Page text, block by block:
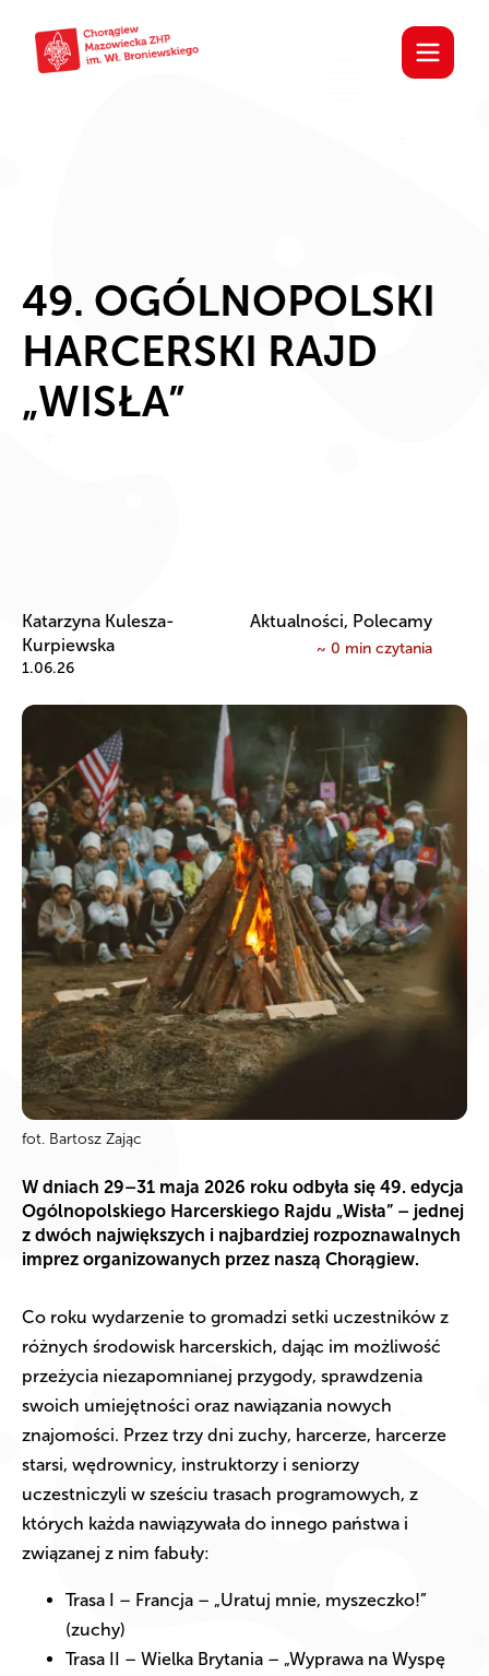
49. OGÓLNOPOLSKI
HARCERSKI RAJD
„WISŁA”
Katarzyna Kulesza-
Kurpiewska
1.06.26
Aktualności, Polecamy
~ 0 min czytania
fot. Bartosz Zając
W dniach 29–31 maja 2026 roku odbyła się 49. edycja
Ogólnopolskiego Harcerskiego Rajdu „Wisła” – jednej
z dwóch największych i najbardziej rozpoznawalnych
imprez organizowanych przez naszą Chorągiew.
Co roku wydarzenie to gromadzi setki uczestników z
różnych środowisk harcerskich, dając im możliwość
przeżycia niezapomnianej przygody, sprawdzenia
swoich umiejętności oraz nawiązania nowych
znajomości. Przez trzy dni zuchy, harcerze, harcerze
starsi, wędrownicy, instruktorzy i seniorzy
uczestniczyli w sześciu trasach programowych, z
których każda nawiązywała do innego państwa i
związanej z nim fabuły:
Trasa I – Francja – „Uratuj mnie, myszeczko!”
(zuchy)
Trasa II – Wielka Brytania – „Wyprawa na Wyspę